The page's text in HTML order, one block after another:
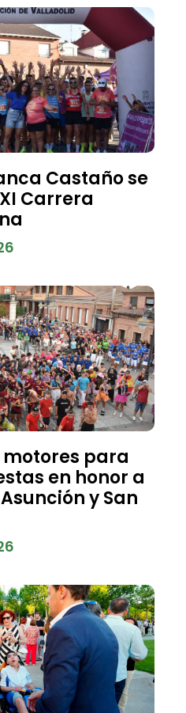
Castaño se
Carrera
para
en honor a
y San